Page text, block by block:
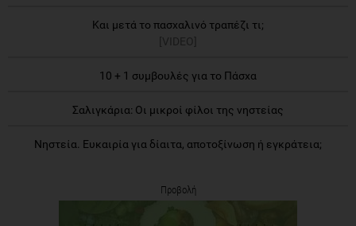
Και μετά το πασχαλινό τραπέζι τι;
[VIDEO]
10 + 1 συμβουλές για το Πάσχα
Σαλιγκάρια: Οι μικροί φίλοι της νηστείας
Νηστεία. Ευκαιρία για δίαιτα, αποτοξίνωση ή εγκράτεια;
Προβολή